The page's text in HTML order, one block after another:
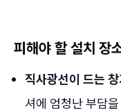
피해야 할 설치 장
직사광선이 드는
셔에 엄청난 부담